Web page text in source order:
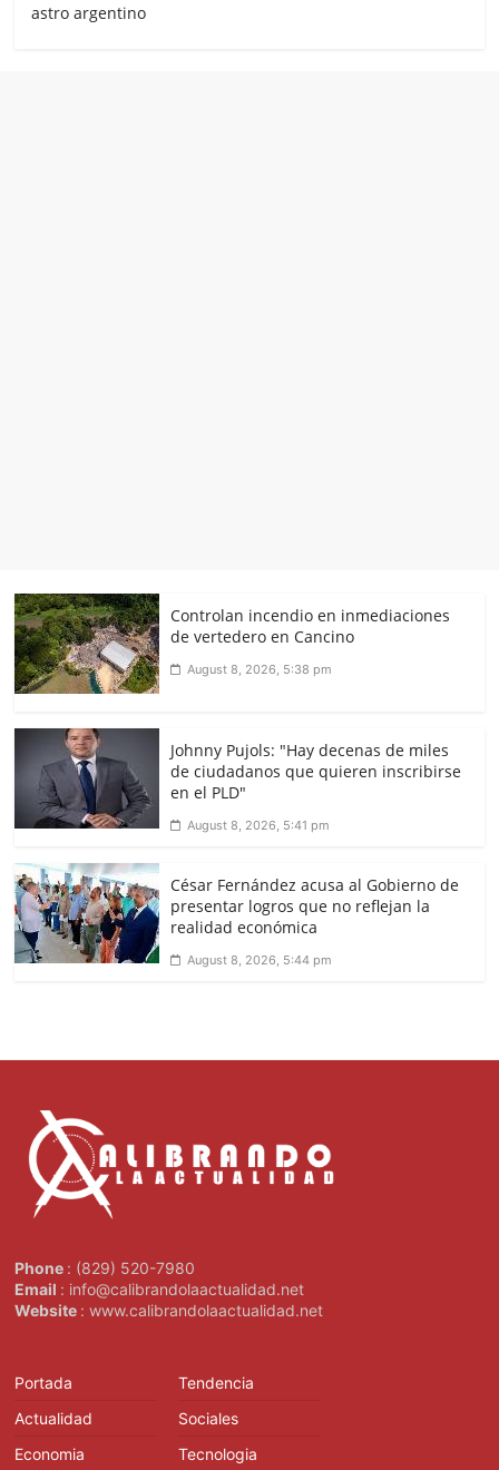
astro argentino
Controlan incendio en inmediaciones
de vertedero en Cancino
August 8, 2026, 5:38 pm
Johnny Pujols: "Hay decenas de miles
de ciudadanos que quieren inscribirse
en el PLD"
August 8, 2026, 5:41 pm
César Fernández acusa al Gobierno de
presentar logros que no reflejan la
realidad económica
August 8, 2026, 5:44 pm
Phone : (829) 520-7980
Email : info@calibrandolaactualidad.net
Website : www.calibrandolaactualidad.net
Portada
Actualidad
Economia
Tendencia
Sociales
Tecnologia